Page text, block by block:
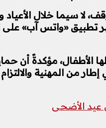
نجدة الطفل يعمل على مدار 24 ساعة يوميًا
الأطفال، مؤكدةً أن
من المهنية
عيد الأضحى